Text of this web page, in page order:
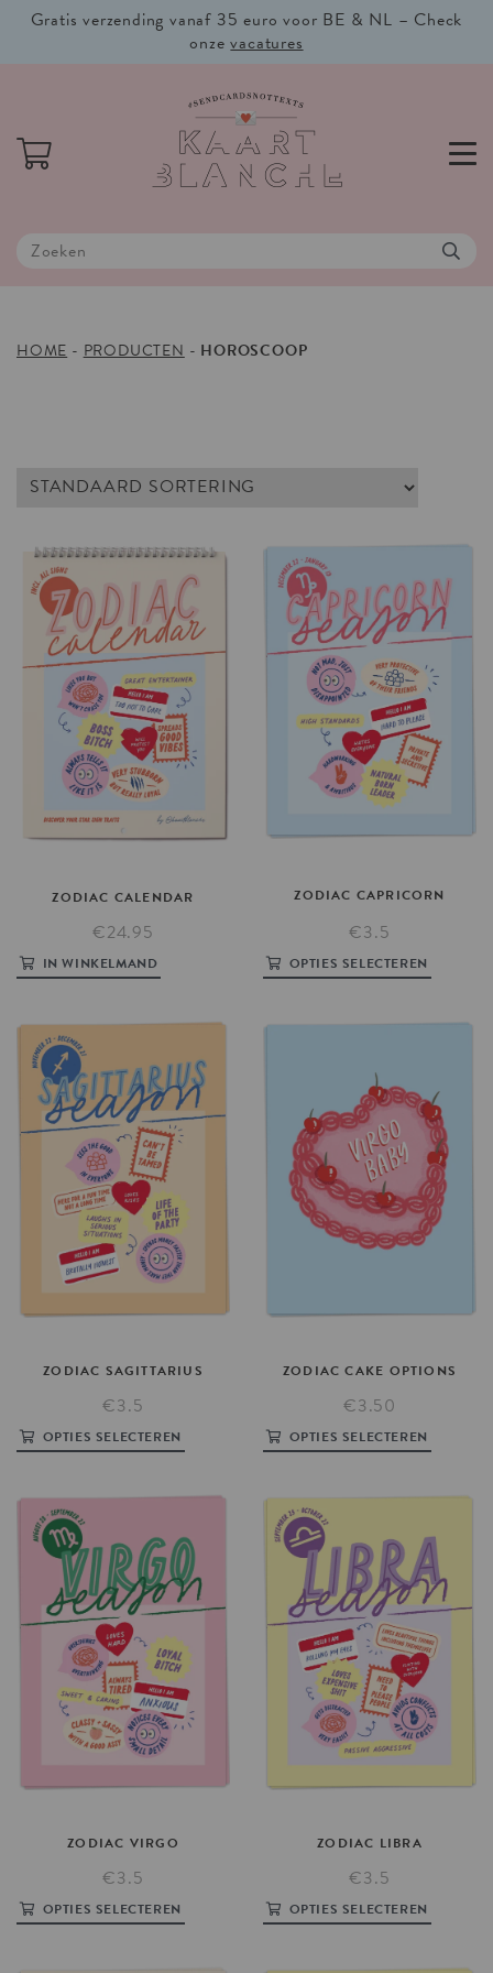
Gratis verzending vanaf 35 euro voor BE & NL – Check
onzevacatures
HOME - PRODUCTEN - HOROSCOOP
ZODIAC CALENDAR
€24.95
IN WINKELMAND
ZODIAC CAPRICORN
€3.5
OPTIES SELECTEREN
ZODIAC SAGITTARIUS
€3.5
OPTIES SELECTEREN
ZODIAC CAKE OPTIONS
€3.50
OPTIES SELECTEREN
ZODIAC VIRGO
€3.5
OPTIES SELECTEREN
ZODIAC LIBRA
€3.5
OPTIES SELECTEREN